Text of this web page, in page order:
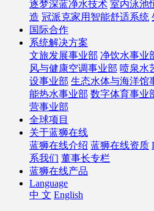
逐梦深蓝净水技术 室内泳池
造 冠派克家用智能舒适系统
国际合作
系统解决方案
文旅发展事业部 净饮水事业
风与健康空调事业部 喷泉水
设事业部 生态水体与海洋馆
能热水事业部 数字体育事业
营事业部
全球项目
关于蓝狮在线
蓝狮在线介绍 蓝狮在线资质
系我们 董事长专栏
蓝狮在线产品
Language
中 文 English